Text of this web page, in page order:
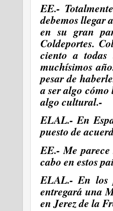
EE.-
debemos llegar
en su gran
Coldeportes.
ciento a todas
muchísimos
pesar de
a ser algo
algo cultural.-
ELAL.- En
puesto de
EE.- Me parece
cabo en estos
ELAL.- En los
entregará una
en Jerez de la